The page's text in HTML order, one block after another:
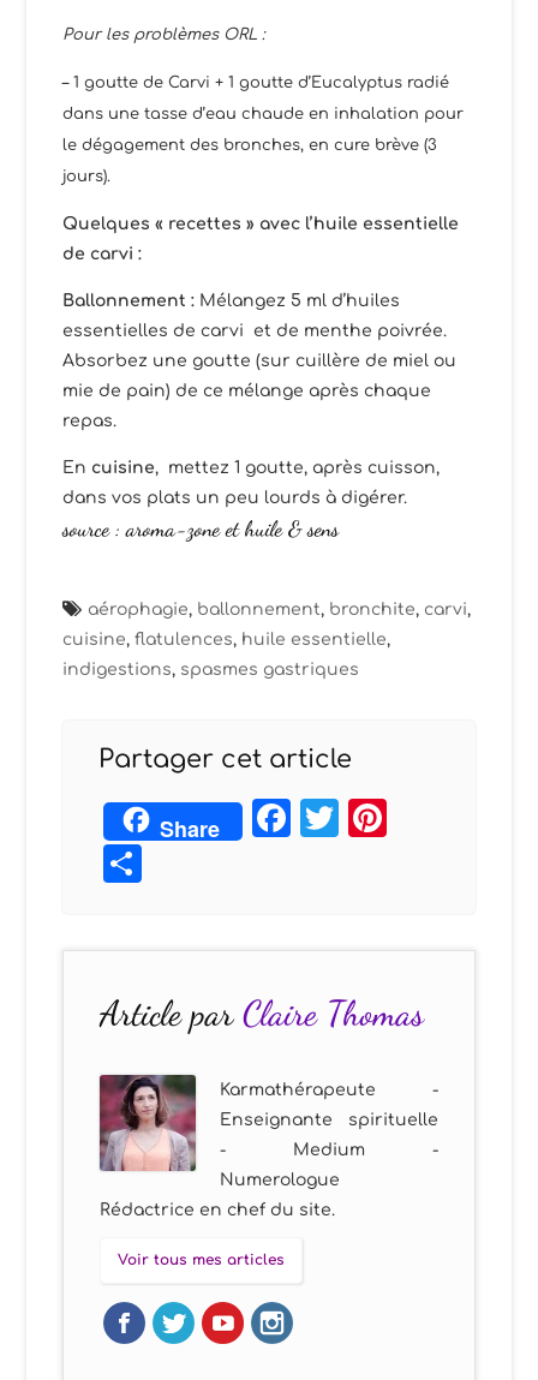
Pour les problèmes ORL :
– 1 goutte de Carvi + 1 goutte d’Eucalyptus radié
dans une tasse d’eau chaude en inhalation pour
le dégagement des bronches, en cure brève (3
jours).
Quelques « recettes » avec l’huile essentielle
de carvi :
Ballonnement : Mélangez 5 ml d’huiles
essentielles de carvi et de menthe poivrée.
Absorbez une goutte (sur cuillère de miel ou
mie de pain) de ce mélange après chaque
repas.
En cuisine, mettez 1 goutte, après cuisson,
dans vos plats un peu lourds à digérer.
source :aroma-zoneethuile & sens
aérophagie, ballonnement, bronchite, carvi,
cuisine,flatulences, huile essentielle,
indigestions, spasmes gastriques
Partager cet article
Share Facebook
Twitter
Article parClaire Thomas
Karmathérapeute -
Enseignante spirituelle
- Medium -
Numerologue
Rédactrice en chef du site.
Voir tous mes articles